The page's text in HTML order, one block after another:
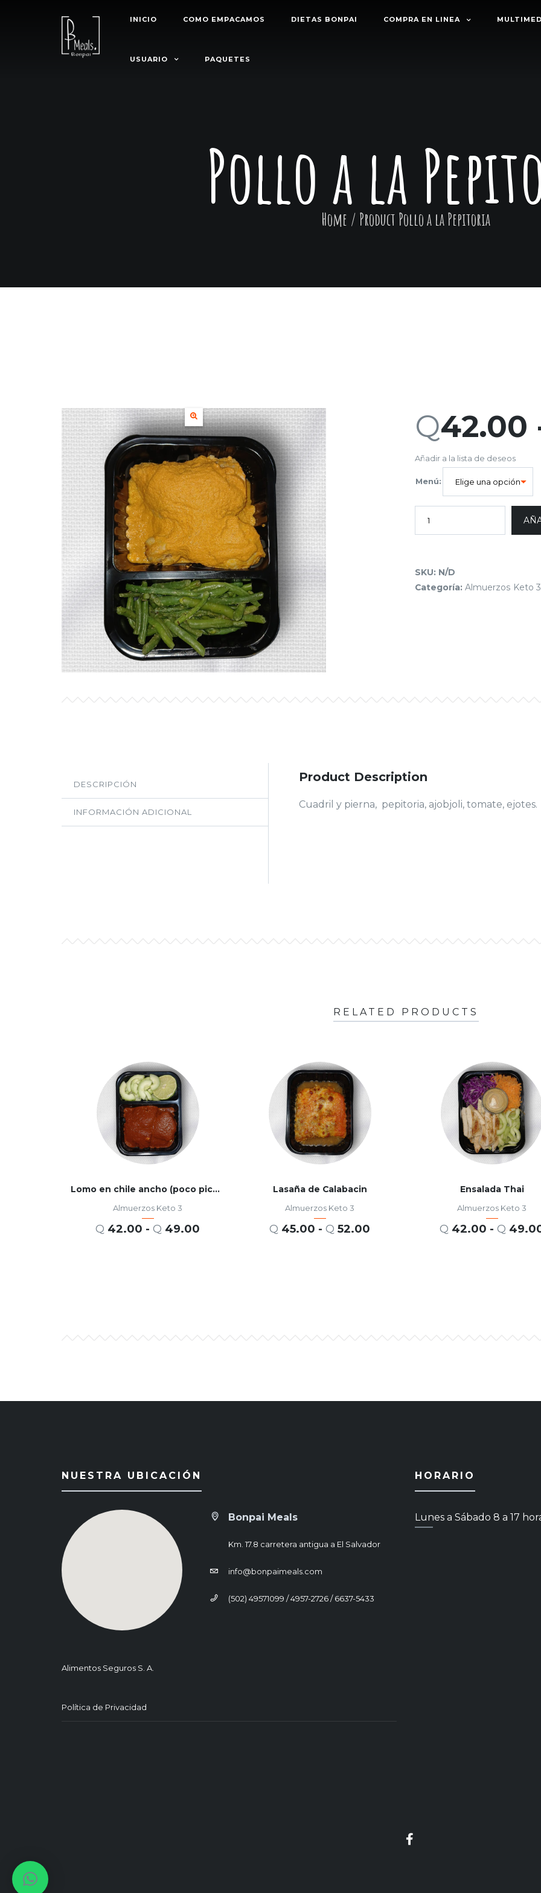
INICIO COMO EMPACAMOS DIETAS BONPAI COMPRA EN LINEA
USUARIO PAQUETES
Pollo a la
Home / Product Pollo a la Pepitoria
Q42.00
Añadir a la lista de deseos
Menú:
SKU: N/D
Categoría: Almuerzos Keto 3
DESCRIPCIÓN
INFORMACIÓN ADICIONAL
Product Description
Cuadril y pierna, pepitoria, ajobjoli, tomate, ejotes.
RELATED PRODUCTS
Lomo en chile ancho (poco picante)
Almuerzos Keto 3
Q 42.00 - Q 49.00
Lasaña de Calabacin
Almuerzos Keto 3
Q 45.00 - Q 52.00
Ensalada Thai
Almuerzos Keto 3
Q 42.00 - Q
NUESTRA UBICACIÓN
Bonpai Meals
Km. 17.8 carretera antigua a El Salvador
info@bonpaimeals.com
(502) 49571099 / 4957-2726 / 6637-5433
Alimentos Seguros S. A.
Política de Privacidad
HORARIO
Lunes a Sábado 8 a 17